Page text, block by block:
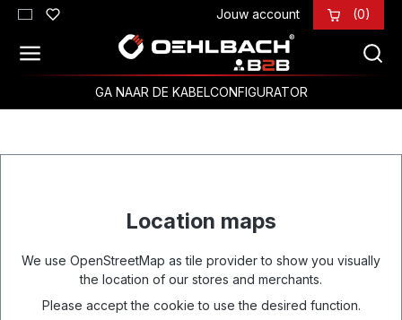
Ga naar de hoofdinhoud Jouw account (0)
GA NAAR DE KABELCONFIGURATOR
Location maps
We use OpenStreetMap as tile provider to show you visually
the location of our stores and merchants.
Please accept the cookie to use the desired function.